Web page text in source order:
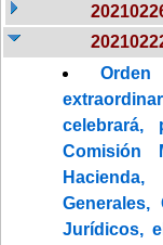
celebrará,
Comisión
Jurídicos,